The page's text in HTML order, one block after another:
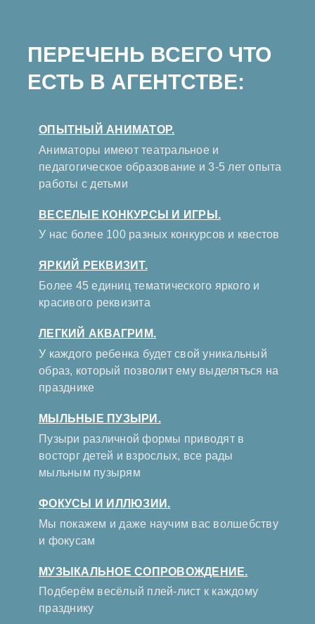
ПЕРЕЧЕНЬ ВСЕГО ЧТО
ЕСТЬ В АГЕНТСТВЕ:
ОПЫТНЫЙ АНИМАТОР.
Аниматоры имеют театральное и
педагогическое образование и 3-5 лет опыта
работы с детьми
ВЕСЕЛЫЕ КОНКУРСЫ И ИГРЫ.
У нас более 100 разных конкурсов и квестов
ЯРКИЙ РЕКВИЗИТ.
Более 45 единиц тематического яркого и
красивого реквизита
ЛЕГКИЙ АКВАГРИМ.
У каждого ребенка будет свой уникальный
образ, который позволит ему выделяться на
празднике
МЫЛЬНЫЕ ПУЗЫРИ.
Пузыри различной формы приводят в
восторг детей и взрослых, все рады
мыльным пузырям
ФОКУСЫ И ИЛЛЮЗИИ.
Мы покажем и даже научим вас волшебству
и фокусам
МУЗЫКАЛЬНОЕ СОПРОВОЖДЕНИЕ.
Подберём весёлый плей-лист к каждому
празднику